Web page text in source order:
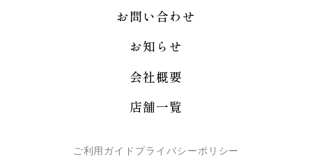
お問い合わせ
お知らせ
会社概要
店舗一覧
ご利用ガイド プライバシーポリシー